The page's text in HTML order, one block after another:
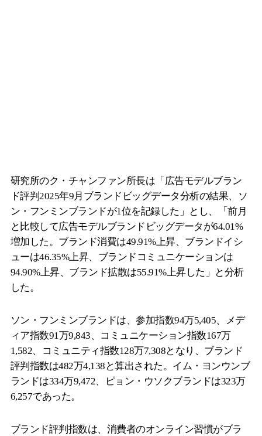
研究所のク・チャンファン所長は「広告モデルブラン
ド評判2025年9月ブランドビッグデータ分析の結果、ソ
ン・フンミンブランドが1位を記録した」とし、「前月
と比較して広告モデルブランドビッグデータが64.01%
増加した。ブランド消費は49.91%上昇、ブランドイシ
ューは46.35%上昇、ブランドコミュニケーションは
94.90%上昇、ブランド拡散は55.91%上昇した」と分析
した。
ソン・フンミンブランドは、参加指数94万5,405、メデ
ィア指数91万9,843、コミュニケーション指数167万
1,582、コミュニティ指数128万7,308となり、ブランド
評判指数は482万4,138と算出された。イム・ヨンウンブ
ランドは334万9,472、ピョン・ウソクブランドは323万
6,257であった。
ブランド評判指数は、消費者のオンライン習慣がブラ